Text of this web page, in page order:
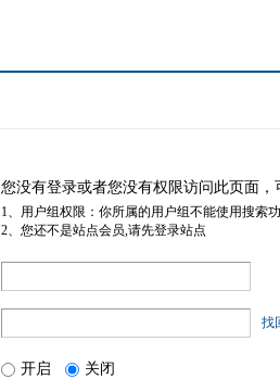
您没有登录或者您没有权限访问此页面
1、用户组权限：你所属的用户组不能使用搜索
2、您还不是站点会员,请先登录站点
找
开启 关闭